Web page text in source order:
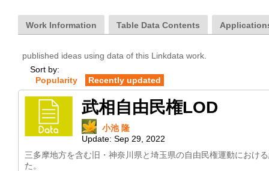
Work Information Table Data Contents
published ideas using data of this Linkdata work.
Sort by:
Popularity
Recently updated
武相自由民権LOD
小池 隆
Update: Sep 29, 2022
三多摩地方を含む旧・神奈川県と埼玉県の自由民権運動におけ
た。